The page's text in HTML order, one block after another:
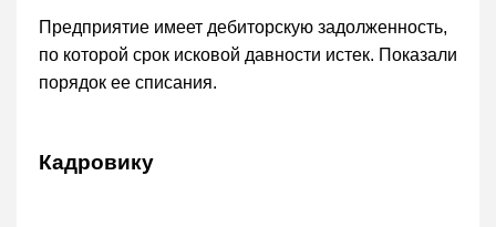
Предприятие имеет дебиторскую задолженность,
по которой срок исковой давности истек. Показали
порядок ее списания.
Кадровику